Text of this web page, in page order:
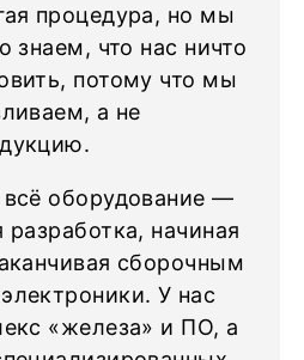
процедура, но мы
знаем, что нас ничто
потому что мы
а не
оборудование —
разработка, начиная
сборочным
У нас
«железа» и ПО, а